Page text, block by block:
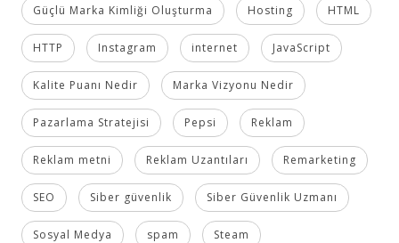
Güçlü Marka Kimliği Oluşturma Hosting HTML
HTTP Instagram internet JavaScript
Kalite Puanı Nedir Marka Vizyonu Nedir
Pazarlama Stratejisi Pepsi Reklam
Reklam metni Reklam Uzantıları Remarketing
SEO Siber güvenlik Siber Güvenlik Uzmanı
Sosyal Medya spam Steam